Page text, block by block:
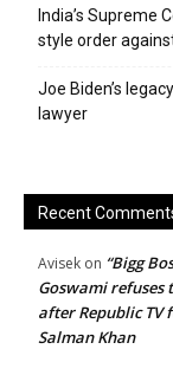
India’s Supreme
style order
Joe Biden’s
lawyer
Recent
Avisek on “Bigg
Goswami refuses
after Republic TV
Salman Khan